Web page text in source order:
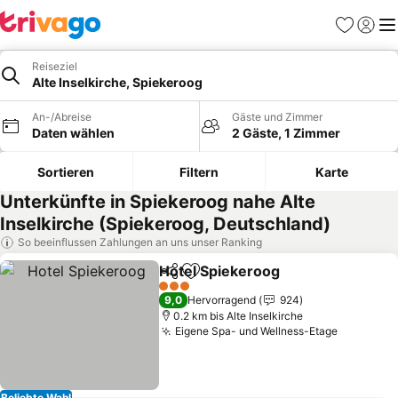
Favoriten
Reiseziel
Alte Inselkirche, Spiekeroog
An-/Abreise
Daten wählen
Gäste und Zimmer
2 Gäste, 1 Zimmer
Sortieren Filtern Karte
Unterkünfte in Spiekeroog nahe Alte
Inselkirche (Spiekeroog, Deutschland)
So beeinflussen Zahlungen an uns unser Ranking
TeilenZu Favoriten hinzufügen
Hotel Spiekeroog
3 Sterne
9,0 Hervorragend
924
0.2 km bis Alte Inselkirche
Eigene Spa- und Wellness-EtagePreise